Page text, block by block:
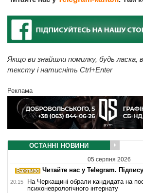
Якщо ви знайшли помилку, будь ласка,
тексту і натисніть Ctrl+Enter
Реклама
ОСТАННІ НОВИНИ
05 серпня 2026
Читайте нас у Telegram.
20:15
На Черкащині обрали кандидата на
психоневрологічного інтернату